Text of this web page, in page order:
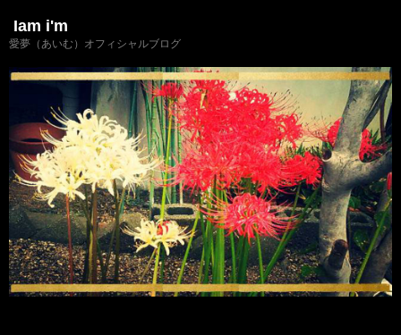
Iam i'm
愛夢（あいむ）オフィシャルブログ